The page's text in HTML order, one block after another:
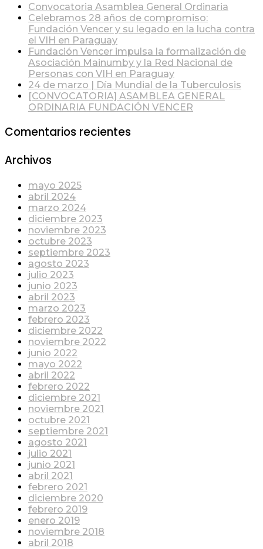
Convocatoria Asamblea General Ordinaria
Celebramos 28 años de compromiso:
Fundación Vencer y su legado en la lucha contra
el VIH en Paraguay
Fundación Vencer impulsa la formalización de
Asociación Mainumby y la Red Nacional de
Personas con VIH en Paraguay
24 de marzo | Día Mundial de la Tuberculosis
[CONVOCATORIA] ASAMBLEA GENERAL
ORDINARIA FUNDACIÓN VENCER
Comentarios recientes
Archivos
mayo 2025
abril 2024
marzo 2024
diciembre 2023
noviembre 2023
octubre 2023
septiembre 2023
agosto 2023
julio 2023
junio 2023
abril 2023
marzo 2023
febrero 2023
diciembre 2022
noviembre 2022
junio 2022
mayo 2022
abril 2022
febrero 2022
diciembre 2021
noviembre 2021
octubre 2021
septiembre 2021
agosto 2021
julio 2021
junio 2021
abril 2021
febrero 2021
diciembre 2020
febrero 2019
enero 2019
noviembre 2018
abril 2018